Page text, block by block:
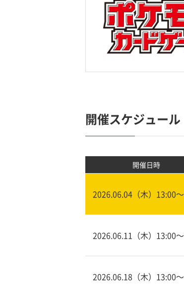
開催スケジュール
開催日時
2026.06.04（木）13:00〜
2026.06.11（木）13:00〜
2026.06.18（木）13:00〜